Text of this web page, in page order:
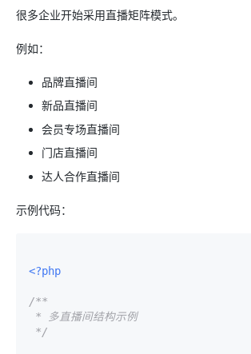
很多企业开始采用直播矩阵模式。
例如：
品牌直播间
新品直播间
会员专场直播间
门店直播间
达人合作直播间
示例代码：
<?php
/**
*/